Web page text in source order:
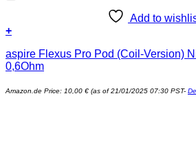
Add to
+
aspire Flexus Pro Pod (Coil-Version)
0,6Ohm
Amazon.de Price: 10,00 € (as of 21/01/2025 07:30 PST-